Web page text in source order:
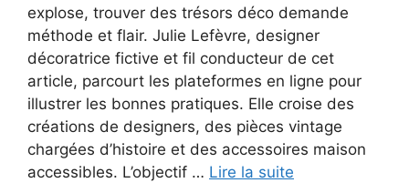
explose, trouver des trésors déco demande
méthode et flair. Julie Lefèvre, designer
décoratrice fictive et fil conducteur de cet
article, parcourt les plateformes en ligne pour
illustrer les bonnes pratiques. Elle croise des
créations de designers, des pièces vintage
chargées d’histoire et des accessoires maison
accessibles. L’objectif … Lire la suite